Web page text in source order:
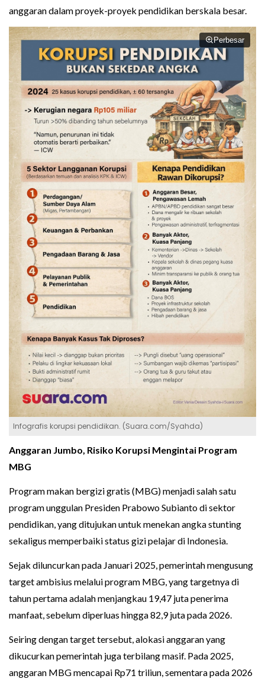
anggaran dalam proyek-proyek pendidikan berskala besar.
Perbesar
Infografis korupsi pendidikan. (Suara.com/Syahda)
Anggaran Jumbo, Risiko Korupsi Mengintai Program
MBG
Program makan bergizi gratis (MBG) menjadi salah satu
program unggulan Presiden Prabowo Subianto di sektor
pendidikan, yang ditujukan untuk menekan angka stunting
sekaligus memperbaiki status gizi pelajar di Indonesia.
Sejak diluncurkan pada Januari 2025, pemerintah mengusung
target ambisius melalui program MBG, yang targetnya di
tahun pertama adalah menjangkau 19,47 juta penerima
manfaat, sebelum diperluas hingga 82,9 juta pada 2026.
Seiring dengan target tersebut, alokasi anggaran yang
dikucurkan pemerintah juga terbilang masif. Pada 2025,
anggaran MBG mencapai Rp71 triliun, sementara pada 2026